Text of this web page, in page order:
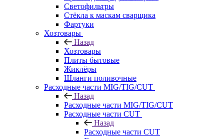
Светофильтры
Стёкла к маскам сварщика
Фартуки
Хозтовары
Назад
Хозтовары
Плиты бытовые
Жиклёры
Шланги поливочные
Расходные части MIG/TIG/CUT
Назад
Расходные части MIG/TIG/CUT
Расходные части CUT
Назад
Расходные части CUT